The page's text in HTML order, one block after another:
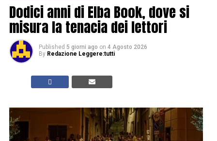
Dodici anni di Elba Book, dove si
misura la tenacia dei lettori
Published 5 giorni ago on 4 Agosto 2026
By Redazione Leggere:tutti